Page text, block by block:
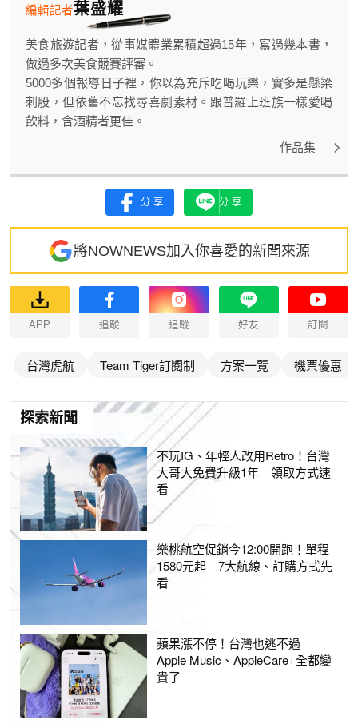
葉盛耀
編輯記者
美食旅遊記者，從事媒體業累積超過15年，寫過幾本書，
做過多次美食競賽評審。
5000多個報導日子裡，你以為充斥吃喝玩樂，實多是懸梁
刺股，但依舊不忘找尋喜劇素材。跟普羅上班族一樣愛喝
飲料，含酒精者更佳。
作品集
分享 分享
將NOWNEWS加入你喜愛的新聞來源
APP 追蹤 追蹤 好友 訂閱
台灣虎航 Team Tiger訂閱制 方案一覽 機票優惠
探索新聞
不玩IG、年輕人改用Retro！台灣
大哥大免費升級1年 領取方式速
看
樂桃航空促銷今12:00開跑！單程
1580元起 7大航線、訂購方式先
看
蘋果漲不停！台灣也逃不過
Apple Music、AppleCare+全都變
貴了